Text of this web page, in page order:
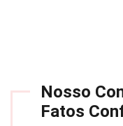
Nosso
Fatos